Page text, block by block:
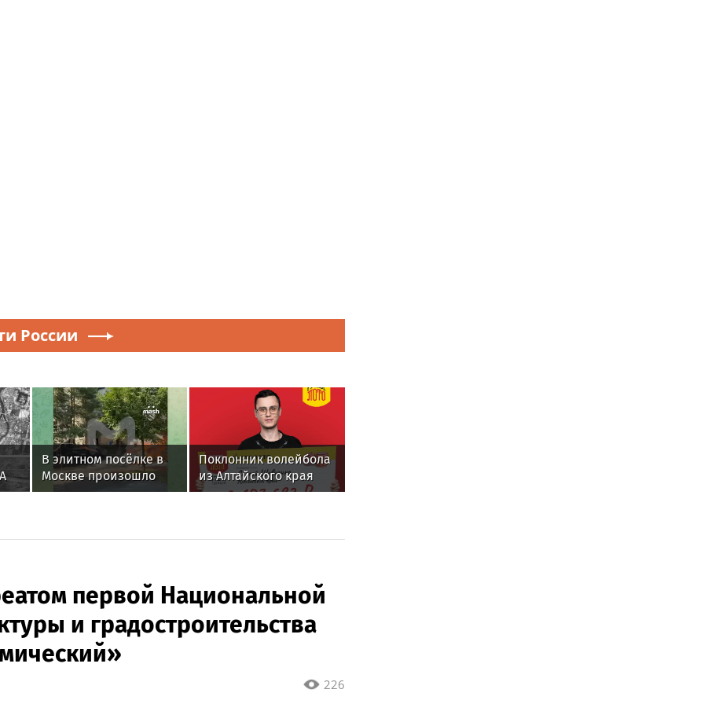
России
В элитном посёлке в
Москве произошло
самовозгорание
Поклонник волейбола
из Алтайского края
выиграл более 2 млн
первой Национальной
и градостроительства
226